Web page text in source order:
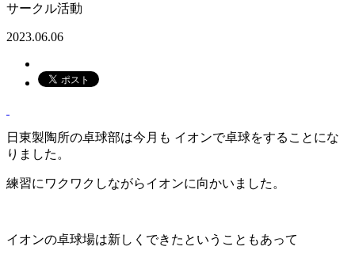
サークル活動
2023.06.06
日東製陶所の卓球部は今月も イオンで卓球をすることにな
りました。
練習にワクワクしながらイオンに向かいました。
イオンの卓球場は新しくできたということもあって